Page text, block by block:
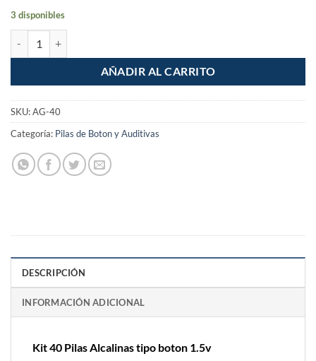
3 disponibles
AÑADIR AL CARRITO
SKU:AG-40
Categoría: Pilas de Boton y Auditivas
DESCRIPCIÓN
INFORMACIÓN ADICIONAL
Kit 40 Pilas Alcalinas tipo boton 1.5v